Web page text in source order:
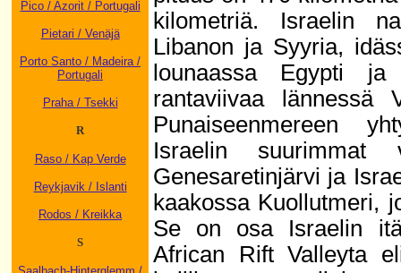
Pico / Azorit / Portugali
Pietari / Venäjä
Porto Santo / Madeira /
Portugali
Praha / Tsekki
R
Raso / Kap Verde
Reykjavik / Islanti
Rodos / Kreikka
S
kilometriä. Israelin
Libanon ja Syyria,
lounaassa Egypti
rantaviivaa lännessä
Punaiseenmereen
Israelin suurimmat
Genesaretinjärvi ja
kaakossa Kuollutmeri,
Se on osa Israelin
African Rift Valleyta